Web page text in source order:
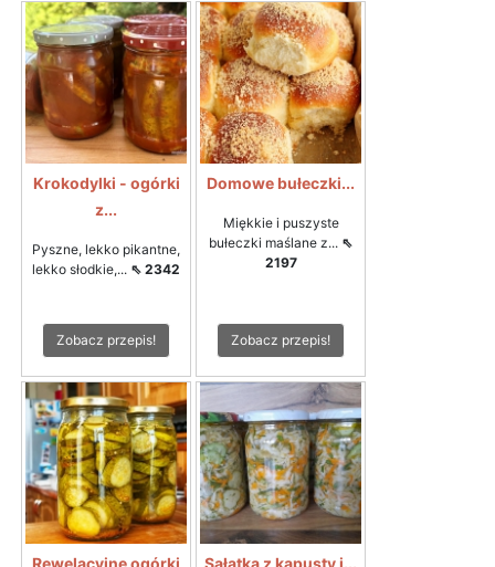
Krokodylki - ogórki
z...
Pyszne, lekko pikantne,
lekko słodkie,... ⇖ 2342
Zobacz przepis!
Domowe bułeczki...
Miękkie i puszyste
bułeczki maślane z... ⇖
2197
Zobacz przepis!
Rewelacyjne ogórki
Sałatka z kapusty i...